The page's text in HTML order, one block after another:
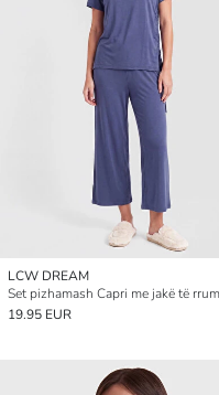
LCW DREAM
19.95 EUR